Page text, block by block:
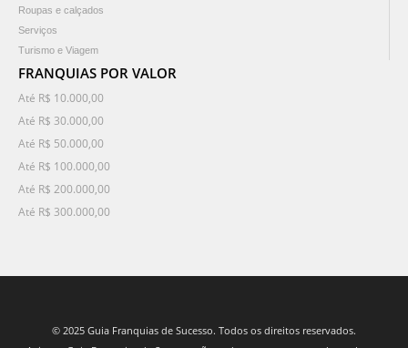
Roupas e calçados
Serviços
Turismo e Viagem
FRANQUIAS POR VALOR
Até R$ 10.000,00
Até R$ 30.000,00
Até R$ 50.000,00
Até R$ 100.000,00
Até R$ 200.000,00
Até R$ 300.000,00
© 2025 Guia Franquias de Sucesso. Todos os direitos reservados.